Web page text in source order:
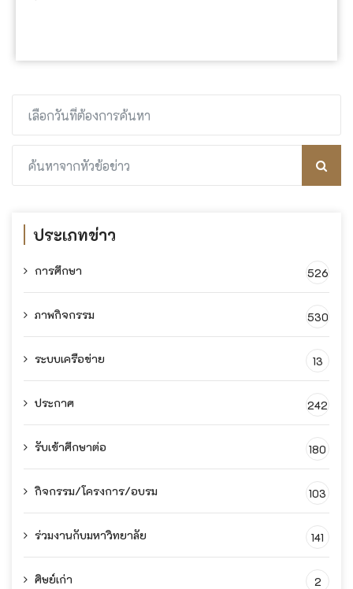
ประเภทข่าว
การศึกษา 526
ภาพกิจกรรม 530
ระบบเครือข่าย 13
ประกาศ 242
รับเข้าศึกษาต่อ 180
กิจกรรม/โครงการ/อบรม 103
ร่วมงานกับมหาวิทยาลัย 141
ศิษย์เก่า 2